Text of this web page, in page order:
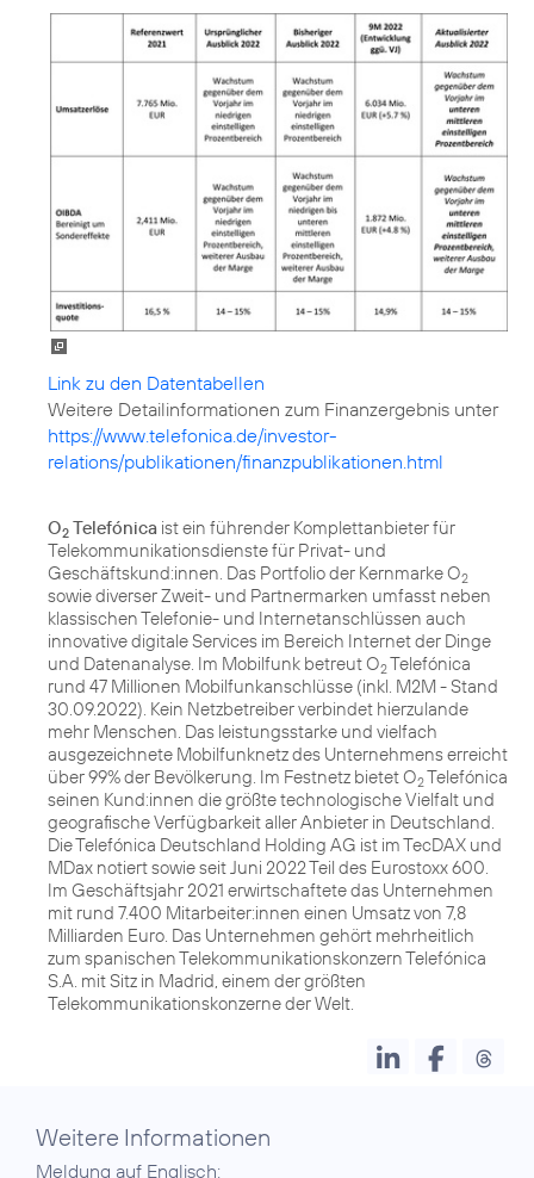
Link zu den Datentabellen
https://www.telefonica.de/investor-
relations/publikationen/finanzpublikationen.html
O2 Telefónica ist ein führender Komplettanbieter für
Telekommunikationsdienste für Privat- und
Geschäftskund:innen. Das Portfolio der Kernmarke O2
sowie diverser Zweit- und Partnermarken umfasst neben
klassischen Telefonie- und Internetanschlüssen auch
innovative digitale Services im Bereich Internet der Dinge
und Datenanalyse. Im Mobilfunk betreut O2Telefónica
rund 47 Millionen Mobilfunkanschlüsse (inkl. M2M - Stand
30.09.2022). Kein Netzbetreiber verbindet hierzulande
mehr Menschen. Das leistungsstarke und vielfach
ausgezeichnete Mobilfunknetz des Unternehmens erreicht
über 99% der Bevölkerung. Im Festnetz bietet O2Telefónica
seinen Kund:innen die größte technologische Vielfalt und
geografische Verfügbarkeit aller Anbieter in Deutschland.
Die Telefónica Deutschland Holding AG ist im TecDAX und
MDax notiert sowie seit Juni 2022 Teil des Eurostoxx 600.
Im Geschäftsjahr 2021 erwirtschaftete das Unternehmen
mit rund 7.400 Mitarbeiter:innen einen Umsatz von 7,8
Milliarden Euro. Das Unternehmen gehört mehrheitlich
zum spanischen Telekommunikationskonzern Telefónica
S.A. mit Sitz in Madrid, einem der größten
Telekommunikationskonzerne der Welt.
Weitere Informationen